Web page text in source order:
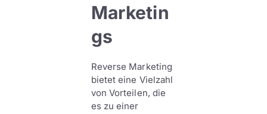
Marketin
gs
Reverse Marketing
bietet eine Vielzahl
von Vorteilen, die
es zu einer